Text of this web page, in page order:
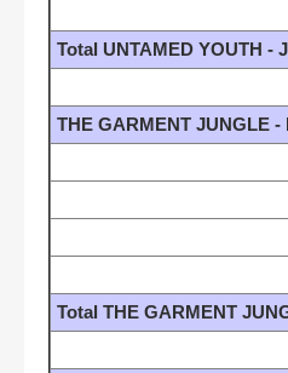
Total UNTAMED YOUTH -
THE GARMENT JUNGLE
Total THE GARMENT